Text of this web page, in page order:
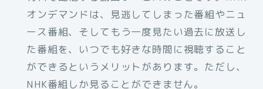
オンデマンドは、見逃してしまった番組やニュ
ース番組、そしてもう一度見たい過去に放送し
た番組を、いつでも好きな時間に視聴すること
ができるというメリットがあります。ただし、
NHK番組しか見ることができません。